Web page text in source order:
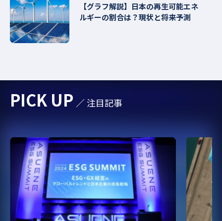
【グラフ解説】日本の再生可能エネ
ルギーの割合は？現状と将来予測
PICK UP ／ 注目記事